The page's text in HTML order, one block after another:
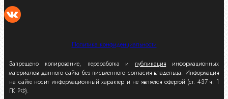
Политика конфиденциальности
Запрещено копирование, переработка и публикация информационных
материалов данного сайта без письменного согласия владельца. Информация
на сайте носит информационный характер и не является офертой (ст. 437 ч. 1
ГК РФ).